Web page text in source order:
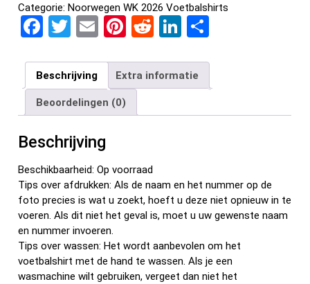
Categorie:Noorwegen WK 2026 Voetbalshirts
F
ce
b
o
o
k
T
tt
er
E
ail
Pi
er
es
t
R
d
di
t
Li
ke
dI
n
e
n
Beschrijving Extra informatie
Beoordelingen (0)
Beschrijving
Beschikbaarheid: Op voorraad
Tips over afdrukken: Als de naam en het nummer op de
foto precies is wat u zoekt, hoeft u deze niet opnieuw in te
voeren. Als dit niet het geval is, moet u uw gewenste naam
en nummer invoeren.
Tips over wassen: Het wordt aanbevolen om het
voetbalshirt met de hand te wassen. Als je een
wasmachine wilt gebruiken, vergeet dan niet het